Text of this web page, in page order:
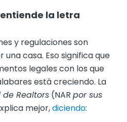
la letra
y regulaciones son
casa. Eso significa que
legales con los que
está creciendo. La
Realtors(NAR por sus
mejor,diciendo: